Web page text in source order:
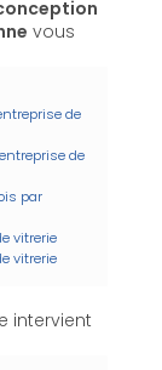
vous
de
de
par
vitrerie
vitrerie
intervient